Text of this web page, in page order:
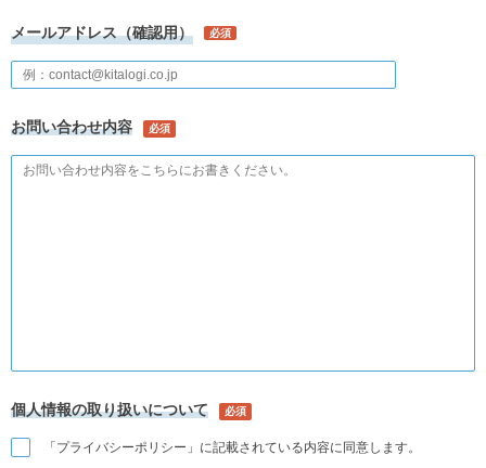
メールアドレス（確認用） 必須
お問い合わせ内容 必須
個人情報の取り扱いについて 必須
「プライバシーポリシー」に記載されている内容に同意します。